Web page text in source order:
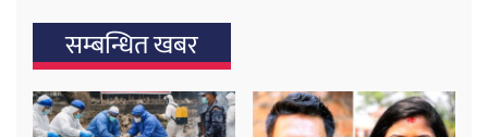
सम्बन्धित खबर